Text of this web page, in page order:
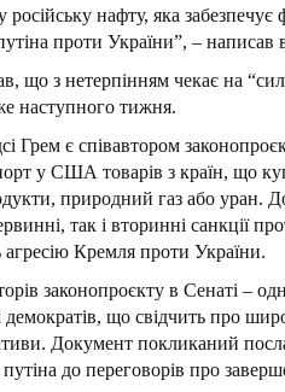
нафту, яка забезпечує
проти України”, – написав
що з нетерпінням чекає на
наступного тижня.
Грем є співавтором
у США товарів з країн, що
природний газ або уран.
так і вторинні санкції
агресію Кремля проти України.
законопроєкту в Сенаті –
демократів, що свідчить про
Документ покликаний
путіна до переговорів про